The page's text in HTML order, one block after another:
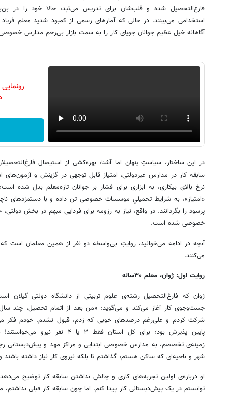
فارغ‌التحصیل شده و قلب‌شان برای تدریس می‌تپد، حالا خود را در
استخدامی می‌بینند. در حالی که آمارهای رسمی از کمبود شدید معلم
آگاهانه خیل عظیم جوانان جویای کار را به سمت بازار بی‌رحم مدارس
در این ساختار، سیاستِ پنهان اما آشنا، بهره‌کشی از استیصال
سابقه کار در مدارس غیردولتی، امتیاز قابل توجهی در گزینش و آزمون‌های
نرخ بالای بیکاری، به ابزاری برای فشار بر جوانان تازه‌معلم بدل شده
«امتیاز»، به شرایط تحمیلیِ موسسات خصوصی تن داده و با دستمزدهای
پرسود را بگردانند. در واقع، نیاز به رزومه برای فردایی مبهم در بخش
خصوصی شده است.
آنچه در ادامه می‌خوانید، روایتِ بی‌واسطه دو نفر از همین معلمان است که
می‌کنند.
روایت اول: ژوان، معلم ۳۰ساله
ژوان که فارغ‌التحصیل رشته‌ی علوم تربیتی از دانشگاه دولتی
جست‌وجوی کار آغاز می‌کند و می‌گوید: «من بعد از اتمام تحصیل، چند
شرکت کردم و علی‌رغم درصدهای خوبی که زدم، قبول نشدم. خودم فکر
پایین پذیرش بود؛ برای کل استان
زمینه‌ی تخصصم، به مدارس خصوصی ابتدایی و مراکز مهد و پیش‌دبستانی
شهر و ناحیه‌ای که ساکن هستم، گذاشتم تا بلکه نیروی کار نیاز داشته
او درباره‌ی اولین تجربه‌های کاری و چالشِ نداشتن سابقه کار توضیح
توانستم در یک پیش‌دبستانی کار پیدا کنم. اما چون سابقه کار قبلی